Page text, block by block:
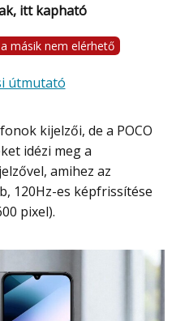
itt kapható
másik nem elérhető
útmutató
idézi meg a
amihez az
120Hz-es képfrissítése
pixel).